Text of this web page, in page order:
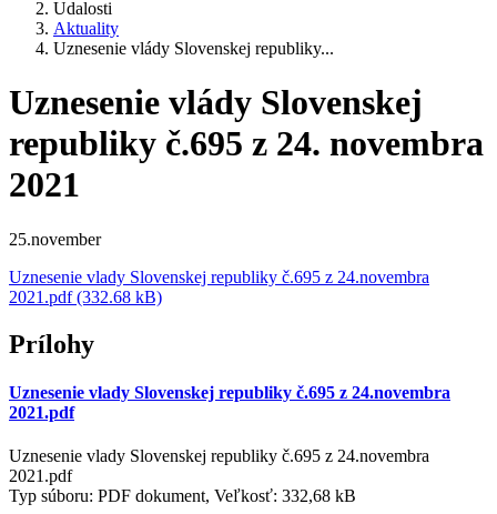
Udalosti
Aktuality
Uznesenie vlády Slovenskej republiky...
Uznesenie vlády Slovenskej
republiky č.695 z 24. novembra
2021
25.november
Uznesenie vlady Slovenskej republiky č.695 z 24.novembra
2021.pdf (332.68 kB)
Prílohy
Uznesenie vlady Slovenskej republiky č.695 z 24.novembra
2021.pdf
Uznesenie vlady Slovenskej republiky č.695 z 24.novembra
2021.pdf
Typ súboru: PDF dokument, Veľkosť: 332,68 kB